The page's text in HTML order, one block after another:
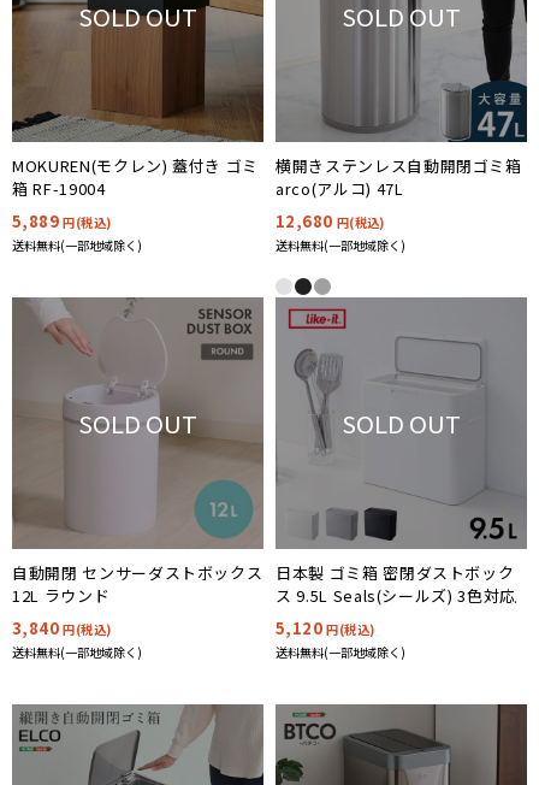
SOLD OUT
MOKUREN(モクレン) 蓋付き ゴミ
箱 RF-19004
5,889円(税込)
送料無料(一部地域除く)
SOLD OUT
横開きステンレス自動開閉ゴミ箱
arco(アルコ) 47L
12,680 円(税込)
送料無料(一部地域除く)
SOLD OUT
自動開閉 センサーダストボックス
12L ラウンド
3,840円(税込)
送料無料(一部地域除く)
SOLD OUT
日本製 ゴミ箱 密閉ダストボック
ス 9.5L Seals(シールズ) 3色対応
5,120円(税込)
送料無料(一部地域除く)